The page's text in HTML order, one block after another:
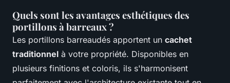
Quels sont les avantages esthétiques des
portillons à barreaux ?
Les portillons barreaudés apportent un cachet
traditionnel à votre propriété. Disponibles en
plusieurs finitions et coloris, ils s'harmonisent